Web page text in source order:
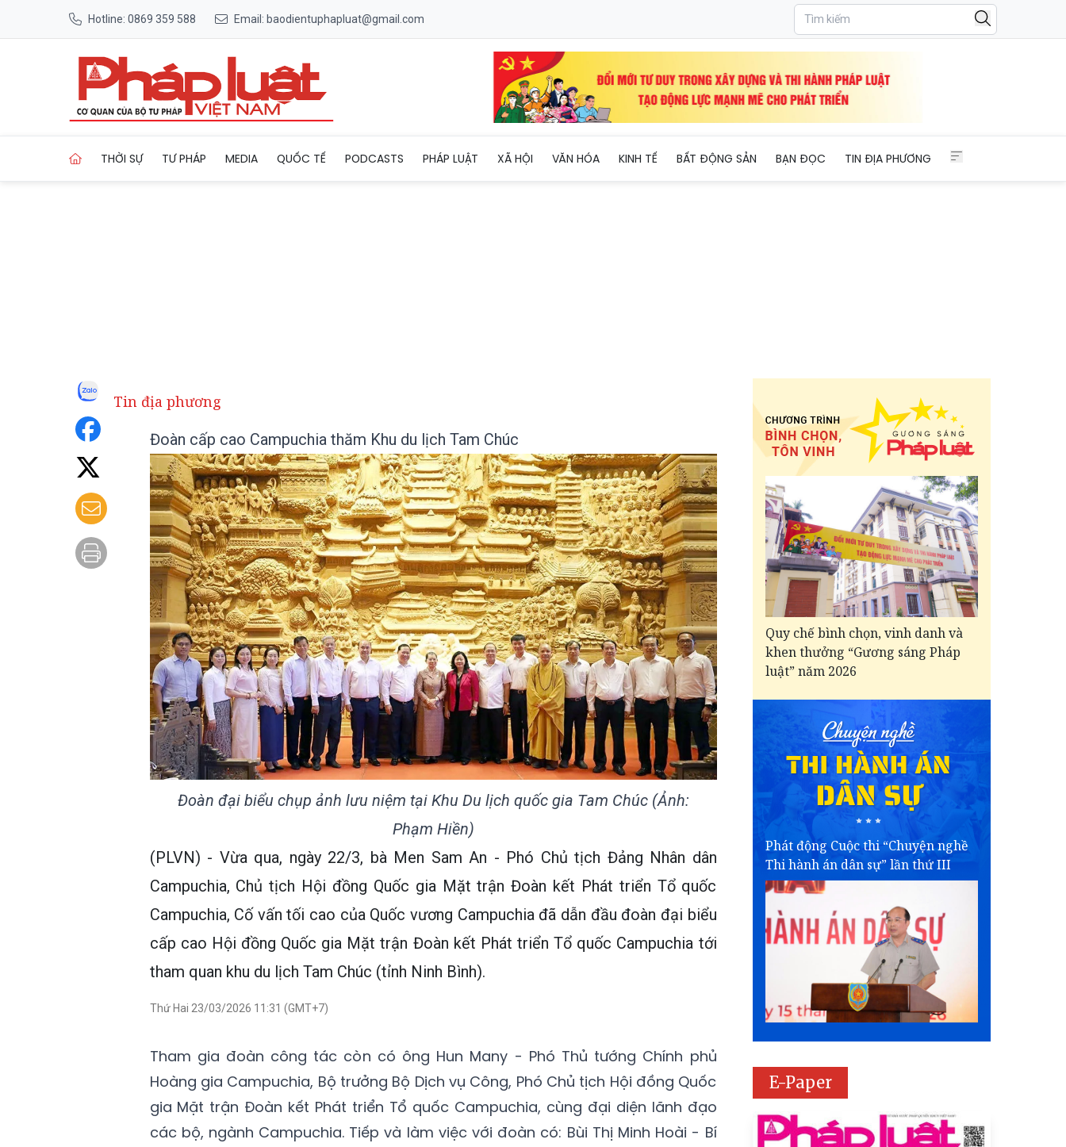
Hotline: 0869 359 588 Email: baodientuphapluat@gmail.com
THỜI SỰ TƯ PHÁP MEDIA QUỐC TẾ PODCASTS PHÁP LUẬT XÃ HỘI VĂN HÓA KINH TẾ BẤT ĐỘNG SẢN BẠN ĐỌC TIN ĐỊA PHƯƠNG
Tin địa phương
Đoàn cấp cao Campuchia thăm Khu du lịch Tam Chúc
Đoàn đại biểu chụp ảnh lưu niệm tại Khu Du lịch quốc gia Tam Chúc (Ảnh:
Phạm Hiền)
(PLVN) - Vừa qua, ngày 22/3, bà Men Sam An - Phó Chủ tịch Đảng Nhân dân
Campuchia, Chủ tịch Hội đồng Quốc gia Mặt trận Đoàn kết Phát triển Tổ quốc
Campuchia, Cố vấn tối cao của Quốc vương Campuchia đã dẫn đầu đoàn đại biểu
cấp cao Hội đồng Quốc gia Mặt trận Đoàn kết Phát triển Tổ quốc Campuchia tới
tham quan khu du lịch Tam Chúc (tỉnh Ninh Bình).
Thứ Hai 23/03/2026 11:31 (GMT+7)
Tham gia đoàn công tác còn có ông Hun Many - Phó Thủ tướng Chính phủ
Hoàng gia Campuchia, Bộ trưởng Bộ Dịch vụ Công, Phó Chủ tịch Hội đồng Quốc
gia Mặt trận Đoàn kết Phát triển Tổ quốc Campuchia, cùng đại diện lãnh đạo
các bộ, ngành Campuchia. Tiếp và làm việc với đoàn có: Bùi Thị Minh Hoài - Bí
Quy chế bình chọn, vinh danh và
khen thưởng “Gương sáng Pháp
luật” năm 2026
Phát động Cuộc thi “Chuyện nghề
Thi hành án dân sự” lần thứ III
E-Paper